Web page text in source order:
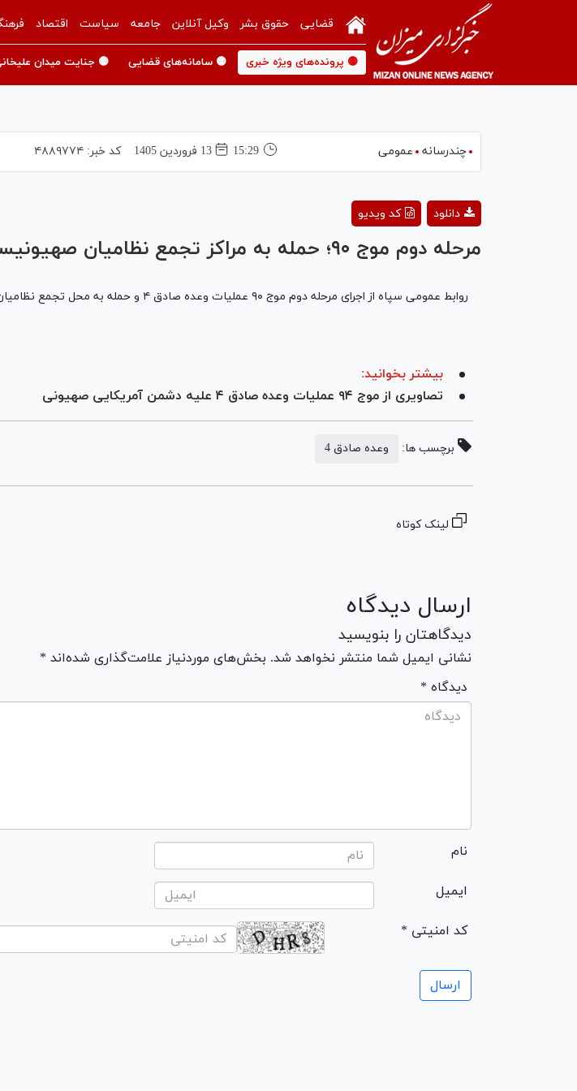
قضایی حقوق بشر وکیل آنلاین جامعه سیاست اقتصاد
🟡 پرونده‌های ویژه خبری 🟡 سامانه‌های قضایی 🟡 جنایت میدان
چندرسانه عمومی 15:29 13 فروردين 1405 کد خبر: ۴۸۸۹۷۷۴
کد ویدیو دانلود
مرحله دوم موج ۹۰؛ حمله به مراکز تجمع نظامیان صهیونیست
روابط عمومی سپاه از اجرای مرحله دوم موج ۹۰ عملیات وعده صادق ۴ و حمله به محل تجمع نظامیان رژیم صهیونی خبر داد.
بیشتر بخوانید:
تصاویری از موج ۹۴ عملیات وعده صادق ۴ علیه دشمن آمریکایی صهیونی
برچسب ها: وعده صادق 4
لینک کوتاه
ارسال دیدگاه
دیدگاهتان را بنویسید
نشانی ایمیل شما منتشر نخواهد شد. بخش‌های موردنیاز علامت‌گذاری شده‌اند *
* دیدگاه
نام
ایمیل
* کد امنیتی